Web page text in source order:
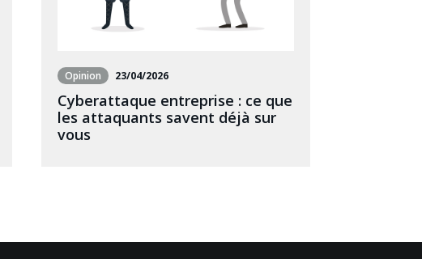
Opinion 23/04/2026
Cyberattaque entreprise : ce que
les attaquants savent déjà sur
vous